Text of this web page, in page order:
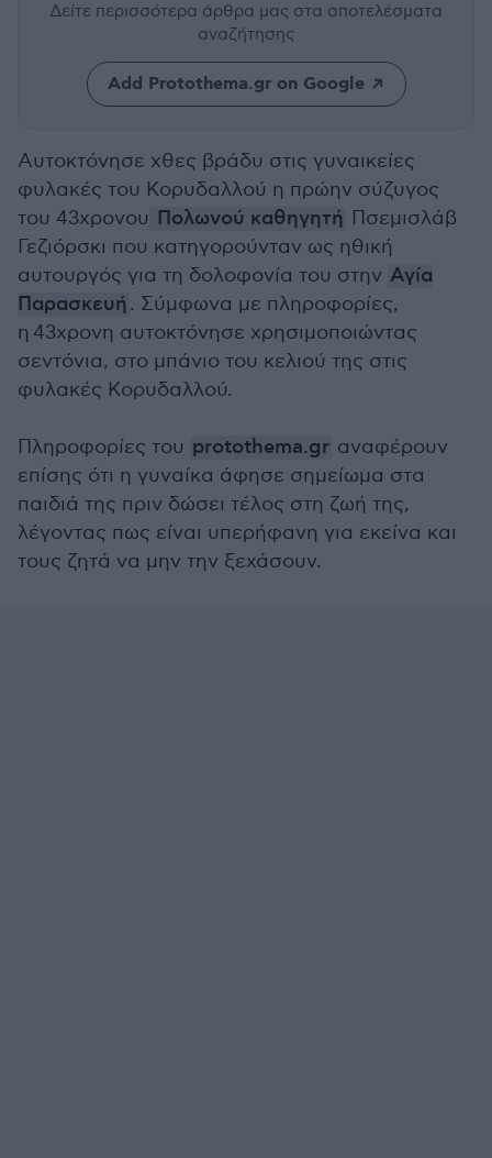
Δείτε περισσότερα άρθρα μας στα αποτελέσματα
αναζήτησης
Add Protothema.gr on Google
Aυτοκτόνησε χθες βράδυ στις γυναικείες
φυλακές του Κορυδαλλού η πρώην σύζυγος
του 43χρονου Πολωνού καθηγητή Πσεμισλάβ
Γεζιόρσκι που κατηγορούνταν ως ηθική
αυτουργός για τη δολοφονία του στην Αγία
Παρασκευή. Σύμφωνα με πληροφορίες,
η 43χρονη αυτοκτόνησε χρησιμοποιώντας
σεντόνια, στο μπάνιο του κελιού της στις
φυλακές Κορυδαλλού.
Πληροφορίες του protothema.gr αναφέρουν
επίσης ότι η γυναίκα άφησε σημείωμα στα
παιδιά της πριν δώσει τέλος στη ζωή της,
λέγοντας πως είναι υπερήφανη για εκείνα και
τους ζητά να μην την ξεχάσουν.